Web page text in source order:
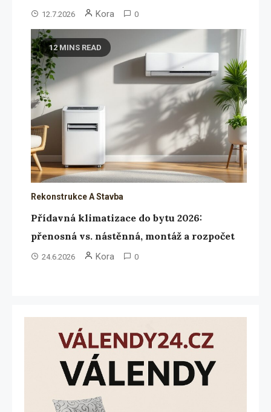
12.7.2026 Kora 0
12 MINS READ
Rekonstrukce A Stavba
Přídavná klimatizace do bytu 2026:
přenosná vs. nástěnná, montáž a rozpočet
24.6.2026 Kora 0